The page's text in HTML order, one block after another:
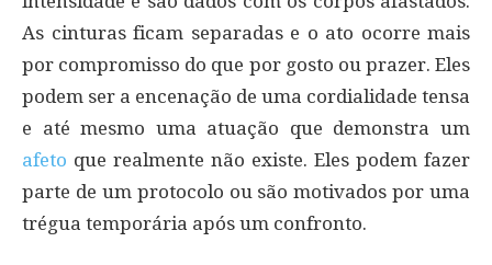
As cinturas ficam separadas e o ato ocorre mais
por compromisso do que por gosto ou prazer. Eles
podem ser a encenação de uma cordialidade tensa
e até mesmo uma atuação que demonstra um
afeto que realmente não existe. Eles podem fazer
parte de um protocolo ou são motivados por uma
trégua temporária após um confronto.